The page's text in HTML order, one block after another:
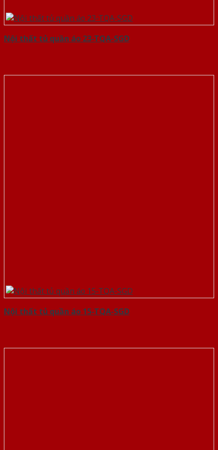
Nội thất tủ quần áo 23-TQA-SGD
Nội thất tủ quần áo 15-TQA-SGD